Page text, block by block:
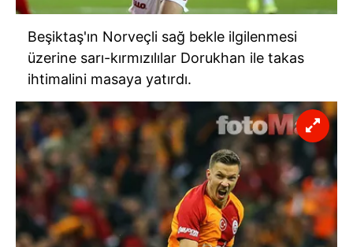
Beşiktaş'ın Norveçli sağ bekle ilgilenmesi
üzerine sarı-kırmızılılar Dorukhan ile takas
ihtimalini masaya yatırdı.